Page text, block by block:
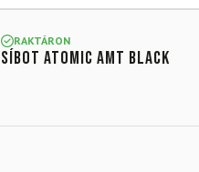
RAKTÁRON
Síbot ATOMIC Amt Black